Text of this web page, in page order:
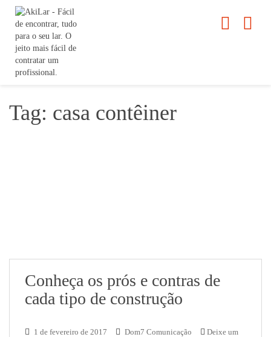
Tag: casa contêiner
Conheça os prós e contras de
cada tipo de construção
1 de fevereiro de 2017 Dom7 Comunicação
Deixe um